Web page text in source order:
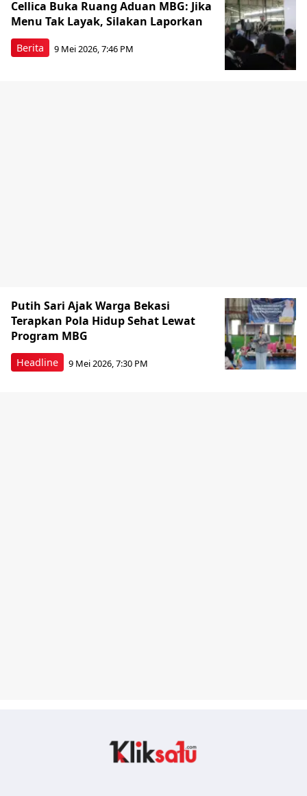
Berita
Cellica Buka Ruang Aduan MBG: Jika
Menu Tak Layak, Silakan Laporkan
9 Mei 2026, 7:46 PM
Headline
Putih Sari Ajak Warga Bekasi
Terapkan Pola Hidup Sehat Lewat
Program MBG
9 Mei 2026, 7:30 PM